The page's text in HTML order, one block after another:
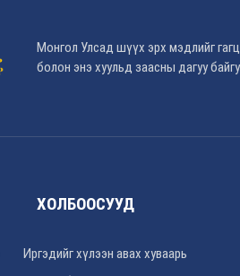
Монгол Улсад шүүх эрх мэдлийг
болон энэ хуульд заасны дагуу
ХОЛБООСУУД
Иргэдийг хүлээн авах хуваарь